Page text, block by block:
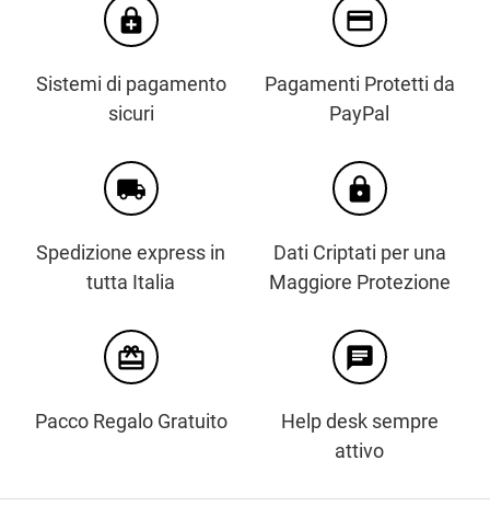
enhanced_encryption
Sistemi di pagamento
sicuri
credit_card
Pagamenti Protetti da
PayPal
local_shipping
Spedizione express in
tutta Italia
https
Dati Criptati per una
Maggiore Protezione
card_giftcard
Pacco Regalo Gratuito
chat
Help desk sempre
attivo